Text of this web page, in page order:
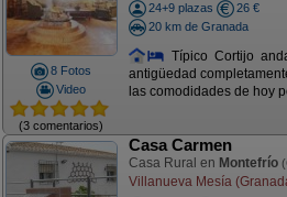
8 Fotos
Video
(3 comentarios)
24+9 plazas
26 €
20 km de Granada
Típico Cortijo
antigüedad
las comodidades de hoy
Casa Carmen
Casa Rural en Montefrío
Villanueva Mesía